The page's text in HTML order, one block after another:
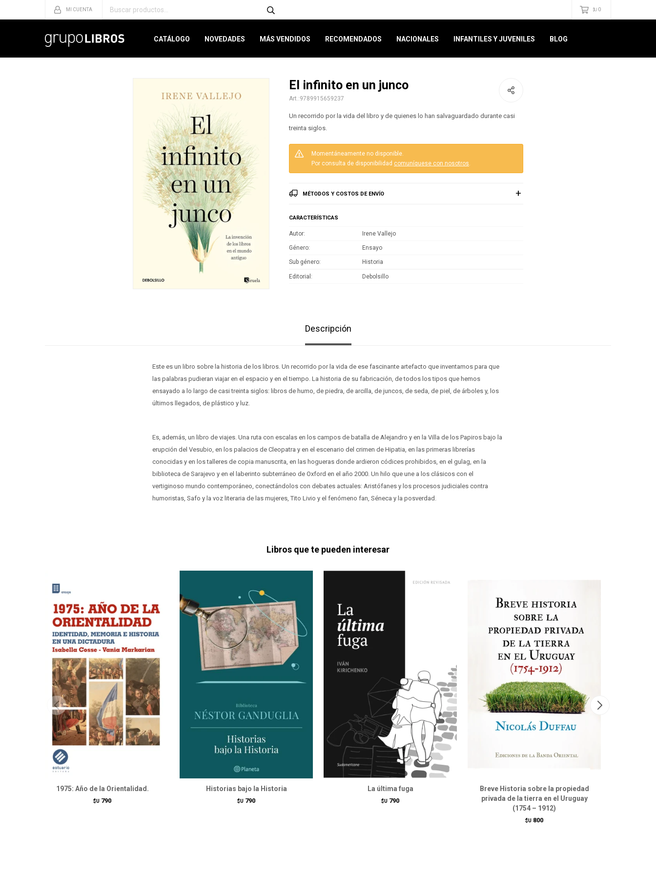
CATÁLOGO NOVEDADES MÁS VENDIDOS RECOMENDADOS NACIONALES INFANTILES Y JUVENILES BLOG
$U 0
El infinito en un junco
9789915659237
Un recorrido por la vida del libro y de quienes lo han salvaguardado durante casi
treinta siglos.
Momentáneamente no disponible.
Por consulta de disponibilidad comuníquese con nosotros.
MÉTODOS Y COSTOS DE ENVÍO
CARACTERÍSTICAS
Autor Irene Vallejo
Género Ensayo
Sub género Historia
Editorial Debolsillo
Descripción
Este es un libro sobre la historia de los libros. Un recorrido por la vida de ese fascinante artefacto que inventamos para que
las palabras pudieran viajar en el espacio y en el tiempo. La historia de su fabricación, de todos los tipos que hemos
ensayado a lo largo de casi treinta siglos: libros de humo, de piedra, de arcilla, de juncos, de seda, de piel, de árboles y, los
últimos llegados, de plástico y luz.
Es, además, un libro de viajes. Una ruta con escalas en los campos de batalla de Alejandro y en la Villa de los Papiros bajo la
erupción del Vesubio, en los palacios de Cleopatra y en el escenario del crimen de Hipatia, en las primeras librerías
conocidas y en los talleres de copia manuscrita, en las hogueras donde ardieron códices prohibidos, en el gulag, en la
biblioteca de Sarajevo y en el laberinto subterráneo de Oxford en el año 2000. Un hilo que une a los clásicos con el
vertiginoso mundo contemporáneo, conectándolos con debates actuales: Aristófanes y los procesos judiciales contra
humoristas, Safo y la voz literaria de las mujeres, Tito Livio y el fenómeno fan, Séneca y la posverdad.
Libros que te pueden interesar
1975: Año de la Orientalidad.
$U 790
Historias bajo la Historia
$U 790
La última fuga
$U 790
Breve Historia sobre la propiedad
privada de la tierra en el Uruguay
(1754 – 1912)
$U 800